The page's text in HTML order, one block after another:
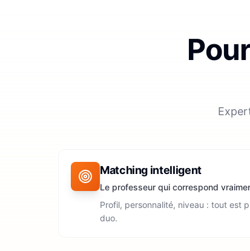
Matching intelligent
Le professeur qui correspond
Profil, personnalité, niveau : tout est
duo.